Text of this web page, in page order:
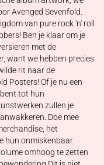
Avenged Sevenfold.
van pure rock 'n' roll
Ben je klaar om je
met de
want we hebben precies
rit naar de
Posters! Of je nu een
tot hun
zullen je
Doe mee
het
hun onmiskenbaar
omhoog te zetten